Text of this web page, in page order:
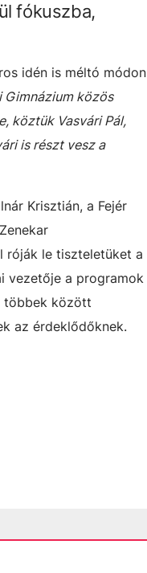
fókuszba,
idén is méltó módon
Gimnázium közös
köztük Vasvári Pál,
is részt vesz a
Krisztián, a Fejér
róják le tiszteletüket a
vezetője a programok
többek között
az érdeklődőknek.